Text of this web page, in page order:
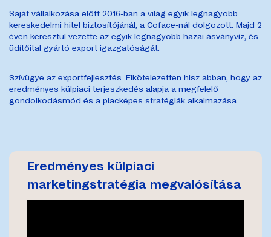
Saját vállalkozása előtt 2016-ban a világ egyik legnagyobb
kereskedelmi hitel biztosítójánál, a Coface-nál dolgozott. Majd 2
éven keresztül vezette az egyik legnagyobb hazai ásványvíz, és
üdítőital gyártó export igazgatóságát.
Szívügye az exportfejlesztés. Elkötelezetten hisz abban, hogy az
eredményes külpiaci terjeszkedés alapja a megfelelő
gondolkodásmód és a piacképes stratégiák alkalmazása.
Eredményes külpiaci
marketingstratégia megvalósítása